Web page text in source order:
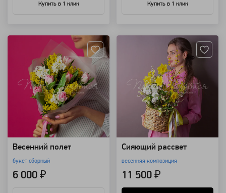
Купить в 1 клик Купить в 1 клик
Весенний полет
букет сборный
6 000 ₽
Сияющий рассвет
весенняя композиция
11 500 ₽